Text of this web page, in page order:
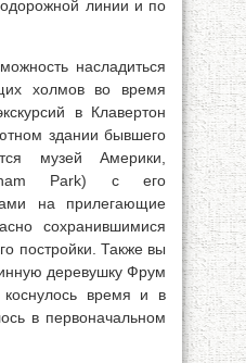
линии и по
насладиться
холмов во время
в Клавертон
здании бывшего
музей Америки,
Park) с его
на прилегающие
сохранившимися
постройки. Также вы
деревушку Фрум
время и в
в первоначальном